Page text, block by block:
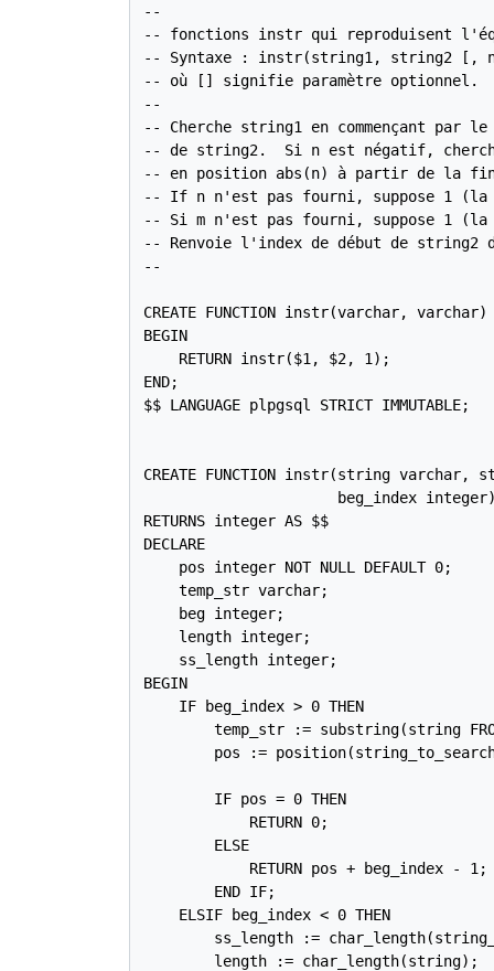
--
-- fonctions instr qui reproduisent
-- Syntaxe : instr(string1, string2 [,
-- où [] signifie paramètre optionnel.
--
-- Cherche string1 en commençant par
-- de string2.  Si n est négatif, cherche
-- en position abs(n) à partir de la
-- If n n'est pas fourni, suppose 1 (la
-- Si m n'est pas fourni, suppose 1 (la
-- Renvoie l'index de début de
--
CREATE FUNCTION instr(varchar, varchar)
BEGIN
    RETURN instr($1, $2, 1);
END;
$$ LANGUAGE plpgsql STRICT IMMUTABLE;
CREATE FUNCTION instr(string
beg_index
RETURNS integer AS $$
DECLARE
    pos integer NOT NULL DEFAULT 0;
    temp_str varchar;
    beg integer;
    length integer;
    ss_length integer;
BEGIN
    IF beg_index > 0 THEN
temp_str := substring(string
pos :=
        IF pos = 0 THEN
            RETURN 0;
        ELSE
            RETURN pos + beg_index - 1;
        END IF;
    ELSIF beg_index < 0 THEN
ss_length :=
        length := char_length(string);